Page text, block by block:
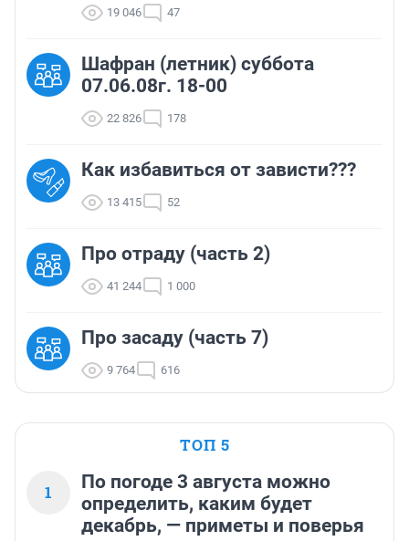
19 046 47
Шафран (летник) суббота
07.06.08г. 18-00
22 826 178
Как избавиться от зависти???
13 415 52
Про отраду (часть 2)
41 244 1 000
Про засаду (часть 7)
9 764 616
ТОП 5
1
По погоде 3 августа можно
определить, каким будет
декабрь, — приметы и поверья